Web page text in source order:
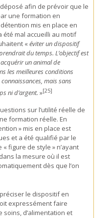
afin de prévoir que le
une formation en
mis en place en
été mal accueilli au motif
«éviter un dispositif
du temps. L’objectif est
un animal de
les meilleures conditions
mais sans
ni d’argent. »[25]
sur l’utilité réelle de
formation réelle. En
» mis en place est
et a été qualifié par le
« figure de style » n’ayant
la mesure où il est
dès que l’on
le dispositif en
expressément faire
d’alimentation et